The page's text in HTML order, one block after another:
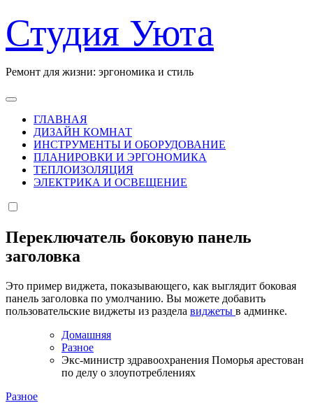
к
содержанию
Студия Уюта
Ремонт для жизни: эргономика и стиль
ГЛАВНАЯ
ДИЗАЙН КОМНАТ
ИНСТРУМЕНТЫ И ОБОРУДОВАНИЕ
ПЛАНИРОВКИ И ЭРГОНОМИКА
ТЕПЛОИЗОЛЯЦИЯ
ЭЛЕКТРИКА И ОСВЕЩЕНИЕ
Переключатель боковую панель
заголовка
Это пример виджета, показывающего, как выглядит боковая
панель заголовка по умолчанию. Вы можете добавить
пользовательские виджеты из раздела виджеты в админке.
Домашняя
Разное
Экс-министр здравоохранения Поморья арестован
по делу о злоупотреблениях
Разное